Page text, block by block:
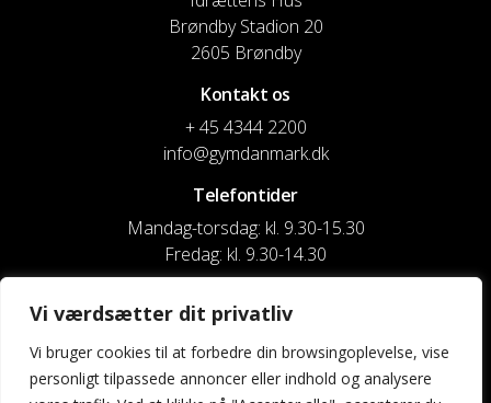
Vi værdsætter dit privatliv
Vi bruger cookies til at forbedre din browsingoplevelse, vise
personligt tilpassede annoncer eller indhold og analysere
Brøndby Stadion 20
2605 Brøndby
Kontakt os
+ 45 4344 2200
info@gymdanmark.dk
Telefontider
Mandag-torsdag: kl. 9.30-15.30
Fredag: kl. 9.30-14.30
CVR nr. 20916818
Reg. & Kontonr.: 4180 3119119022
Privatlivspolitik og cookies